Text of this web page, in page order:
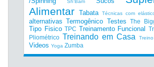
Sh'Bam
Alimentar Tabata Técnicas com
alternativas Termogênico Testes The
Tipo Fisico TPC Treinamento Funcional
Pliométrico Treinando em Casa Treino
Videos Yoga Zumba